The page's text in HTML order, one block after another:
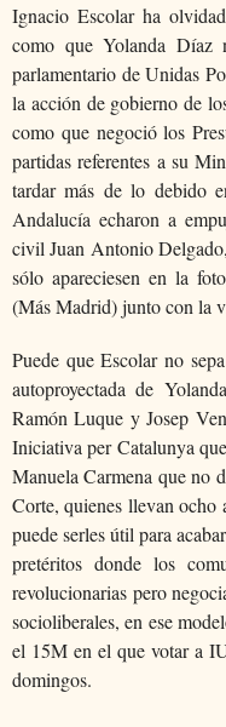
Ignacio Escolar ha
como que Yolanda Díaz
parlamentario de Unidas
la acción de gobierno de
como que negoció los
partidas referentes a su
tardar más de lo debido
Andalucía echaron a
civil Juan Antonio
sólo apareciesen en la
(Más Madrid) junto con la
Puede que Escolar no
autoproyectada de
Ramón Luque y Josep
Iniciativa per Catalunya
Manuela Carmena que no
Corte, quienes llevan ocho
puede serles útil para
pretéritos donde los
revolucionarias pero
socioliberales, en ese
el 15M en el que votar a
domingos.